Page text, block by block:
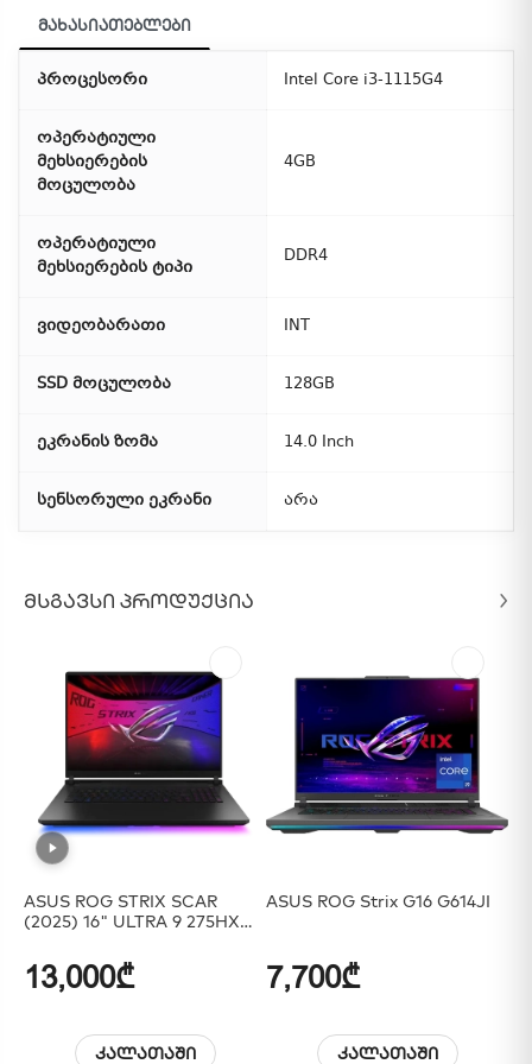
მახასიათებლები
პროცესორი Intel Core i3-1115G4
ოპერატიული
მეხსიერების
მოცულობა
4GB
ოპერატიული
მეხსიერების ტიპი
DDR4
ვიდეობარათი INT
SSD მოცულობა 128GB
ეკრანის ზომა 14.0 Inch
სენსორული ეკრანი არა
ᲛᲡᲒᲐᲕᲡᲘ ᲞᲠᲝᲓᲣᲥᲪᲘᲐ
ASUS ROG STRIX SCAR
(2025) 16" ULTRA 9 275HX
Black
13,000₾
კალათაში
ASUS ROG Strix G16 G614JI
7,700₾
კალათაში